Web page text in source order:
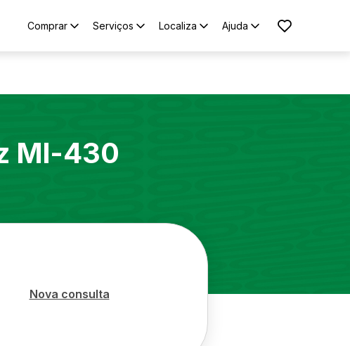
Comprar Serviços Localiza Ajuda
Ml-430
Nova consulta